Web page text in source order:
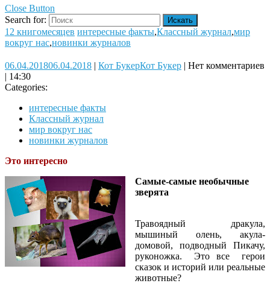
Close Button
Search for:
12 книгомесяцев интересные факты,Классный журнал,мир
вокруг нас,новинки журналов
06.04.201806.04.2018 | Кот БукерКот Букер | Нет комментариев
| 14:30
Categories:
интересные факты
Классный журнал
мир вокруг нас
новинки журналов
Это интересно
Самые-самые необычные
зверята
Травоядный дракула,
мышиный олень, акула-
домовой, подводный Пикачу,
руконожка. Это все герои
сказок и историй или реальные
животные?